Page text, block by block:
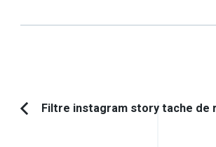
Navigation
Article
Filtre instagram story tache de